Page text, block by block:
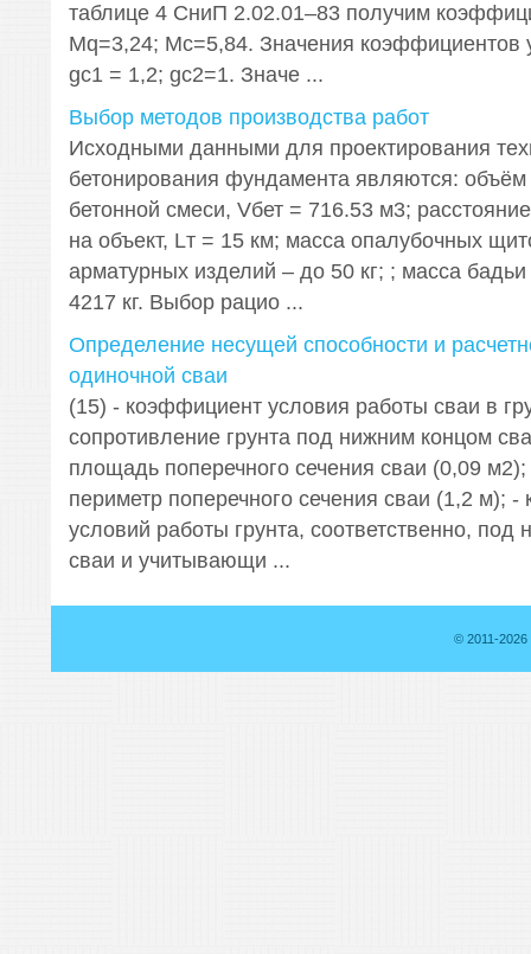
таблице 4 СниП 2.02.01–83 получим
Мq=3,24; Мс=5,84. Значения коэффициентов
gс1 = 1,2; gс2=1. Значе ...
Выбор методов производства работ
Исходными данными для проектирования
бетонирования фундамента являются:
бетонной смеси, Vбет = 716.53 м3;
на объект, Lт = 15 км; масса опалубочных
арматурных изделий – до 50 кг; ; масса
4217 кг. Выбор рацио ...
Определение несущей способности и
одиночной сваи
(15) - коэффициент условия работы сваи в
сопротивление грунта под нижним концом
площадь поперечного сечения сваи (0,09
периметр поперечного сечения сваи (1,2 м);
условий работы грунта, соответственно, под
сваи и учитывающи ...
© 2011-2026